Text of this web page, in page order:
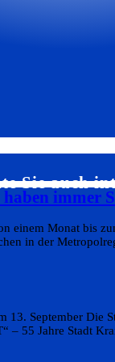
Sie auch
immer
Monat bis
in der
September Die
55 Jahre Stadt